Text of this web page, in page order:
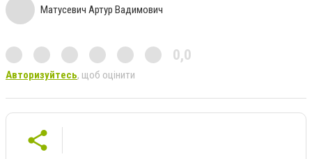
Матусевич Артур Вадимович
0,0
Авторизуйтесь, щоб оцінити